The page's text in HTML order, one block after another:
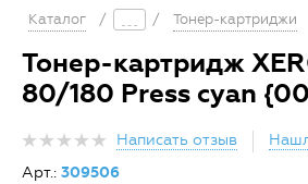
Каталог / / Тонер-картриджи
Тонер-картридж
80/180 Press cyan
Написать отзыв
Арт.: 309506